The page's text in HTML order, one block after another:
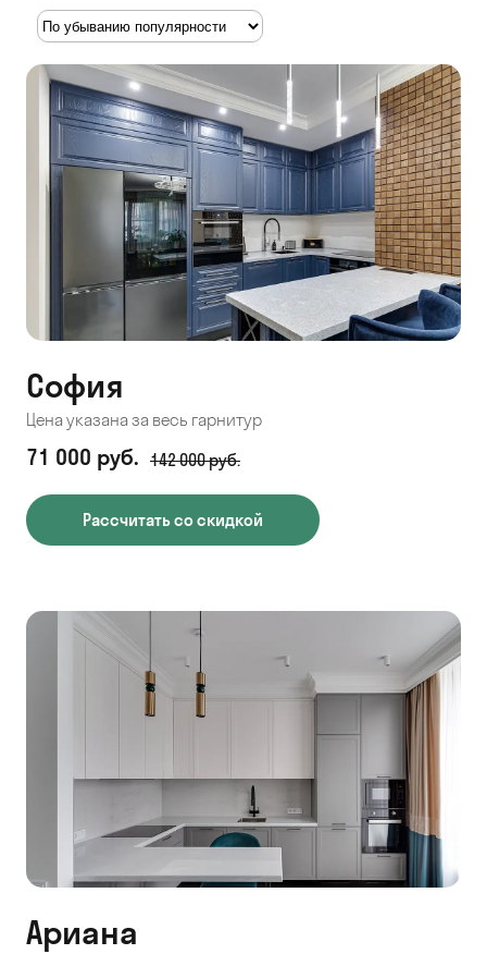
София
Цена указана за весь гарнитур
71 000 руб. 142 000 руб.
Рассчитать со скидкой
Ариана